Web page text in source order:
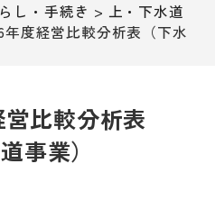
し・手続き > 上・下水道
年度経営比較分析表（下水
比較分析表
事業）